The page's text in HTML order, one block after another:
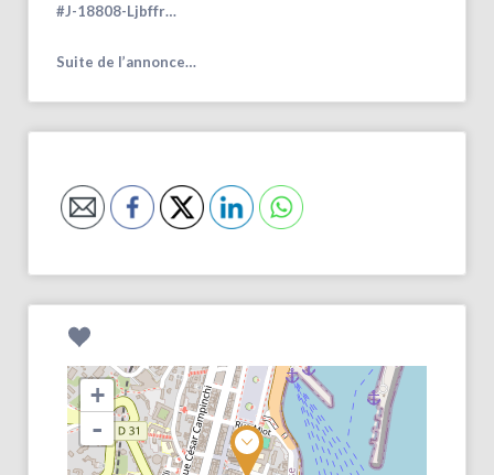
#J-18808-Ljbffr…
Suite de l’annonce…
+
-